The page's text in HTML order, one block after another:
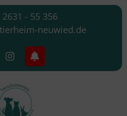
2631 - 55 356
neuwied.de